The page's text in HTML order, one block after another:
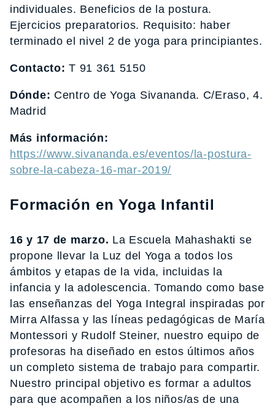
individuales. Beneficios de la postura.
Ejercicios preparatorios. Requisito: haber
terminado el nivel 2 de yoga para principiantes.
Contacto: T 91 361 5150
Dónde: Centro de Yoga Sivananda. C/Eraso, 4.
Madrid
Más información:
https://www.sivananda.es/eventos/la-postura-
sobre-la-cabeza-16-mar-2019/
Formación en Yoga Infantil
16 y 17 de marzo. La Escuela Mahashakti se
propone llevar la Luz del Yoga a todos los
ámbitos y etapas de la vida, incluidas la
infancia y la adolescencia. Tomando como base
las enseñanzas del Yoga Integral inspiradas por
Mirra Alfassa y las líneas pedagógicas de María
Montessori y Rudolf Steiner, nuestro equipo de
profesoras ha diseñado en estos últimos años
un completo sistema de trabajo para compartir.
Nuestro principal objetivo es formar a adultos
para que acompañen a los niños/as de una